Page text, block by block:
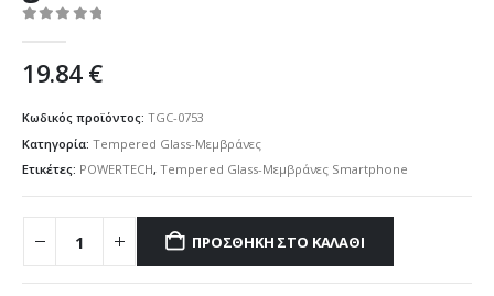
19.84€
Κωδικός προϊόντος: TGC-0753
Κατηγορία: Tempered Glass-Μεμβράνες
Ετικέτες: POWERTECH, Tempered Glass-Μεμβράνες Smartphone
ΠΡΟΣΘΉΚΗ ΣΤΟ ΚΑΛΆΘΙ